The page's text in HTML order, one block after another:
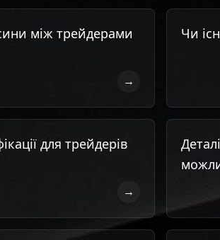
між трейдерами
→
Чи
для трейдерів
→